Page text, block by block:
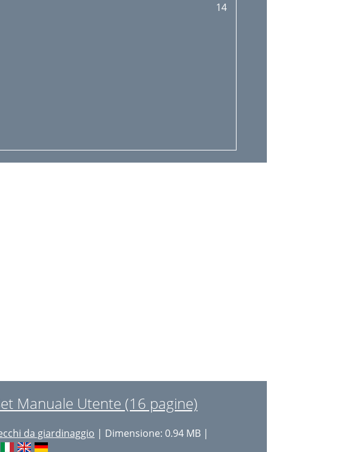
14
Manuale Utente (16 pagine)
da giardinaggio | Dimensione: 0.94 MB |